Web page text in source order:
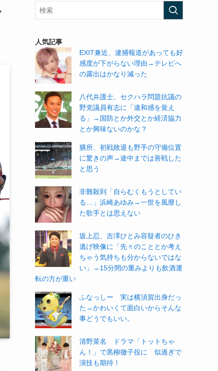
人気記事
EXIT兼近、逮捕報道があっても好
感度が下がらない理由→テレビへ
の露出はかなり減った
八代弁護士、セクハラ問題抗議の
野党議員有志に「違和感を覚え
る」→国防とか外交とか経済協力
とか興味ないのかな？
膳所、初戦敗退も野手の守備位置
に驚きの声→途中までは善戦した
と思う
非難殺到「自らむくもうとしてい
る…」浜崎あゆみ→一世を風靡し
た歌手とは思えない
坂上忍、吉澤ひとみ容疑者のひき
逃げ映像に「先々のこととか考え
ちゃう気持ちも分からないではな
い」→15分間の重みよりも飲酒運
転の方が重い
ふなっしー 実は横須賀出身だっ
た→かわいくて面白いからそんな
事どうでもいい。
清野菜名 ドラマ「トットちゃ
ん！」で黒柳徹子役に 似過ぎで
演技も期待！